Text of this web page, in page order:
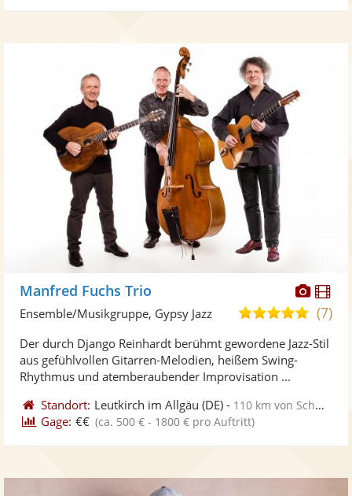
Fotos
Manfred Fuchs Trio
5,0
5
(7)
Ensemble/Musikgruppe, Gypsy Jazz
Der durch Django Reinhardt berühmt gewordene Jazz-Stil
aus gefühlvollen Gitarren-Melodien, heißem Swing-
Rhythmus und atemberaubender Improvisation ...
Standort: Leutkirch im Allgäu (DE) - 110 km von Schwäbisch Gmünd
Gage: €€ (ca. 500 € - 1800 € pro Auftritt)